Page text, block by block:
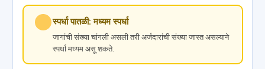
स्पर्धा पातळी: मध्यम स्पर्धा
जागांची संख्या चांगली असली तरी अर्जदारांची संख्या जास्त असल्याने
स्पर्धा मध्यम असू शकते.